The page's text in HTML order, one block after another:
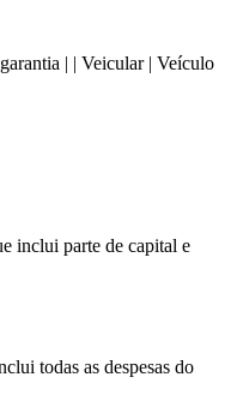
| | Veicular | Veículo
inclui parte de capital e
todas as despesas do